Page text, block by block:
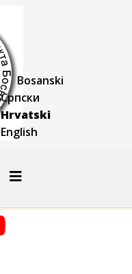
Bosanski
Српски
Hrvatski
English